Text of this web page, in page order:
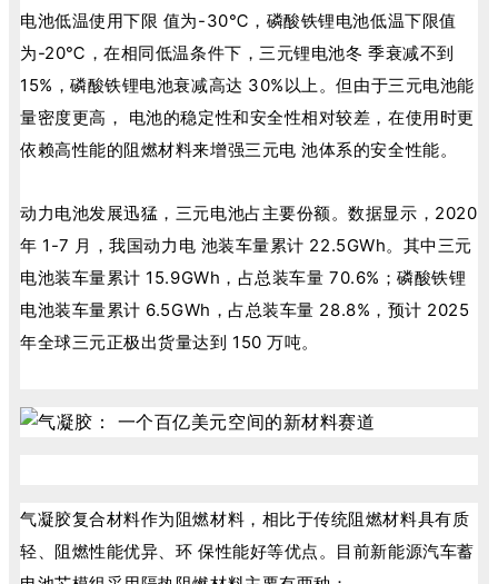
电池低温使用下限 值为-30℃，磷酸铁锂电池低温下限值
为-20℃，在相同低温条件下，三元锂电池冬 季衰减不到
15%，磷酸铁锂电池衰减高达 30%以上。但由于三元电池能
量密度更高， 电池的稳定性和安全性相对较差，在使用时更
依赖高性能的阻燃材料来增强三元电 池体系的安全性能。
动力电池发展迅猛，三元电池占主要份额。数据显示，2020
年 1-7 月，我国动力电 池装车量累计 22.5GWh。其中三元
电池装车量累计 15.9GWh，占总装车量 70.6%；磷酸铁锂
电池装车量累计 6.5GWh，占总装车量 28.8%，预计 2025
年全球三元正极出货量达到 150 万吨。
气凝胶复合材料作为阻燃材料，相比于传统阻燃材料具有质
轻、阻燃性能优异、环 保性能好等优点。目前新能源汽车蓄